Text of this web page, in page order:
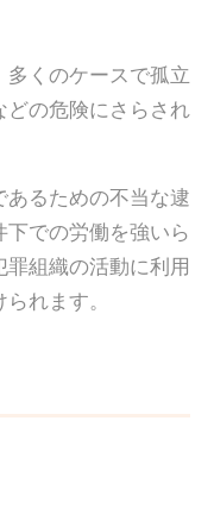
多くのケースで孤立
どの危険にさらされ
あるための不当な逮
での労働を強いら
組織の活動に利用
れます。